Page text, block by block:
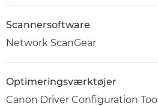
Scannersoftware
Network ScanGear
Optimeringsværktøjer
Canon Driver Configuration Tool